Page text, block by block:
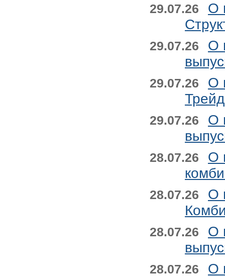
29.07.26
О
29.07.26
О
29.07.26
О
29.07.26
О
28.07.26
О
28.07.26
О
28.07.26
О
28.07.26 О